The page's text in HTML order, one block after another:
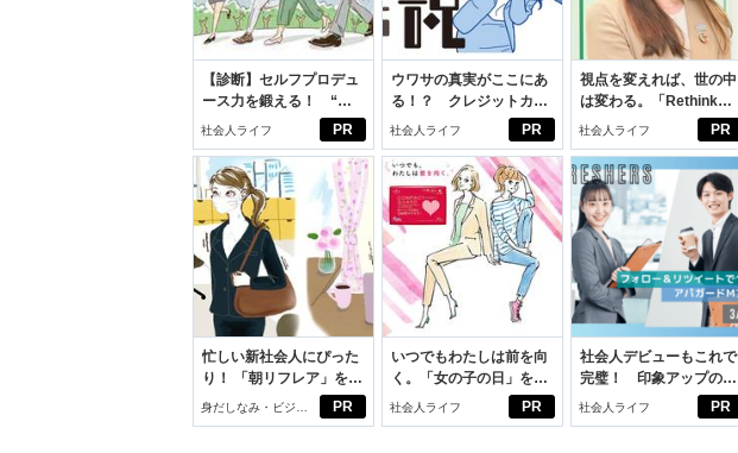
PR
【診断】セルフプロデュ
ース力を鍛える！ “ジ
ブン観”診断
社会人ライフ PR
ウワサの真実がここにあ
る！？ クレジットカー
ドの都市伝説
社会人ライフ PR
視点を変えれば、世の中
は変わる。「Rethink
PROJECT」がつたえた
社会人ライフ
PR
忙しい新社会人にぴった
り！ 「朝リフレア」をは
じめよう。しっかりニオ
イケアして24時間快適。
身だしなみ・ビジネ
スアイテム
PR
いつでもわたしは前を向
く。「女の子の日」を前
向きに♪社会人エリ・大
社会人ライフ PR
社会人デビューもこれで
完璧！ 印象アップのセ
ルフプロデュース術
社会人ライフ